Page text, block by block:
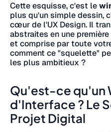
Cette esquisse, c'est le
plus qu'un simple dessin,
cœur de l'UX Design. Il
abstraites en une
et comprise par toute
comment ce "squelette"
les plus ambitieux ?
Qu'est-ce qu'un
d'Interface ? Le
Projet Digital